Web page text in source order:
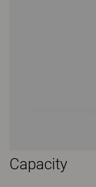
Capacity